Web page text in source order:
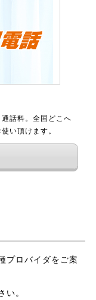
話料。全国どこへ
い頂けます。
プロバイダをご案
い。